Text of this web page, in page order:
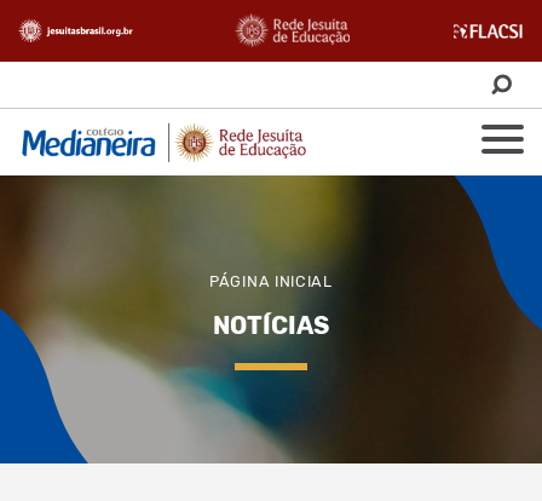
PÁGINA INICIAL
NOTÍCIAS